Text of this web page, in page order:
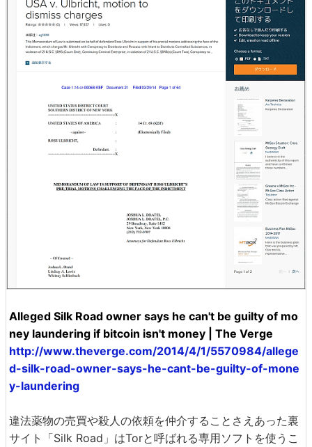
Alleged Silk Road owner says he can't be guilty of mo
ney laundering if bitcoin isn't money | The Verge
http://www.theverge.com/2014/4/1/5570984/allege
d-silk-road-owner-says-he-cant-be-guilty-of-mone
y-laundering
違法薬物の売買や殺人の依頼を仲介することさえあった裏
サイト「Silk Road」はTorと呼ばれる専用ソフトを使うこ